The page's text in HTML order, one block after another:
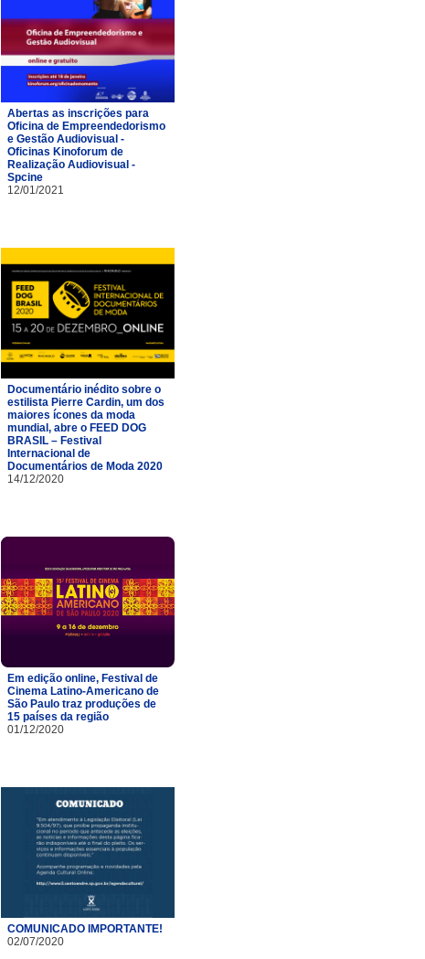
Abertas as inscrições para
Oficina de Empreendedorismo
e Gestão Audiovisual -
Oficinas Kinoforum de
Realização Audiovisual -
Spcine
12/01/2021
Documentário inédito sobre o
estilista Pierre Cardin, um dos
maiores ícones da moda
mundial, abre o FEED DOG
BRASIL – Festival
Internacional de
Documentários de Moda 2020
14/12/2020
Em edição online, Festival de
Cinema Latino-Americano de
São Paulo traz produções de
15 países da região
01/12/2020
COMUNICADO IMPORTANTE!
02/07/2020